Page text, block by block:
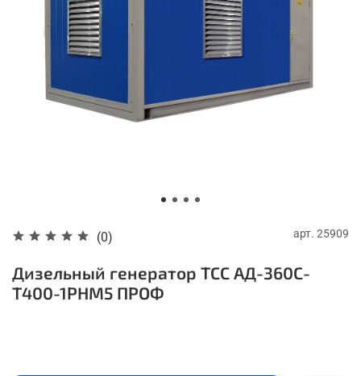
(0) арт. 25909
Дизельный генератор ТСС АД-360С-
Т400-1РНМ5 ПРОФ